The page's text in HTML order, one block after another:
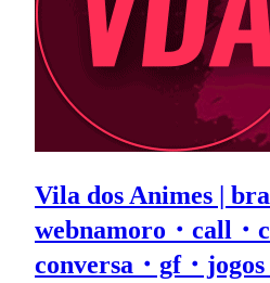
Vila dos Animes |
webnamoro・call・
conversa・gf・